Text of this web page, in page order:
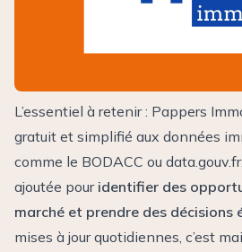
L’essentiel à retenir : Pappers
gratuit et simplifié aux données
comme le BODACC ou
ajoutée pour identifier des
marché et prendre des décisions
mises à jour quotidiennes, c’est